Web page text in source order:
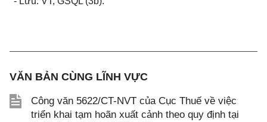
VĂN BẢN CÙNG LĨNH VỰC
Công văn 5622/CT-NVT của Cục Thuế về việc
triển khai tạm hoãn xuất cảnh theo quy định tại